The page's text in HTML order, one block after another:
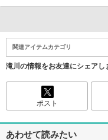
関連アイテムカテゴリ
滝川の情報をお友達にシェアし
ポスト
あわせて読みたい